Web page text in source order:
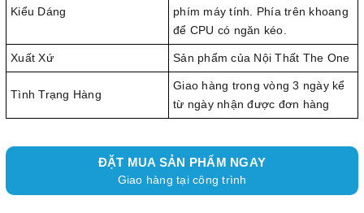
Kiểu Dáng
phím máy tính. Phía trên khoang
để CPU có ngăn kéo.
Xuất Xứ Sản phẩm của Nội Thất The One
Tình Trạng Hàng
Giao hàng trong vòng 3 ngày kể
từ ngày nhận được đơn hàng
ĐẶT MUA SẢN PHẨM NGAY
Giao hàng tại công trình